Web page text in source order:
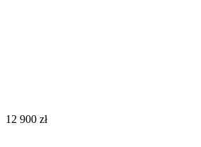
‍12 900‍ zł